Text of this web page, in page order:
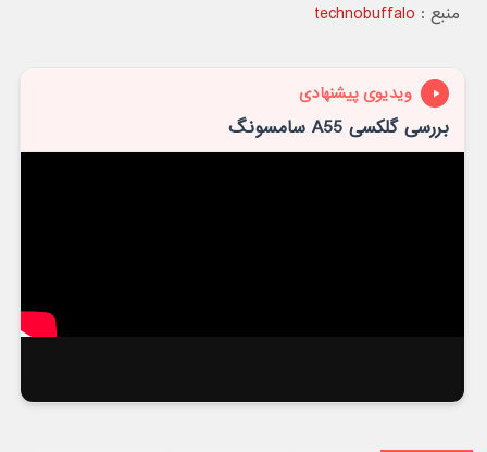
منبع : technobuffalo
ویدیوی پیشنهادی
بررسی گلکسی A55 سامسونگ